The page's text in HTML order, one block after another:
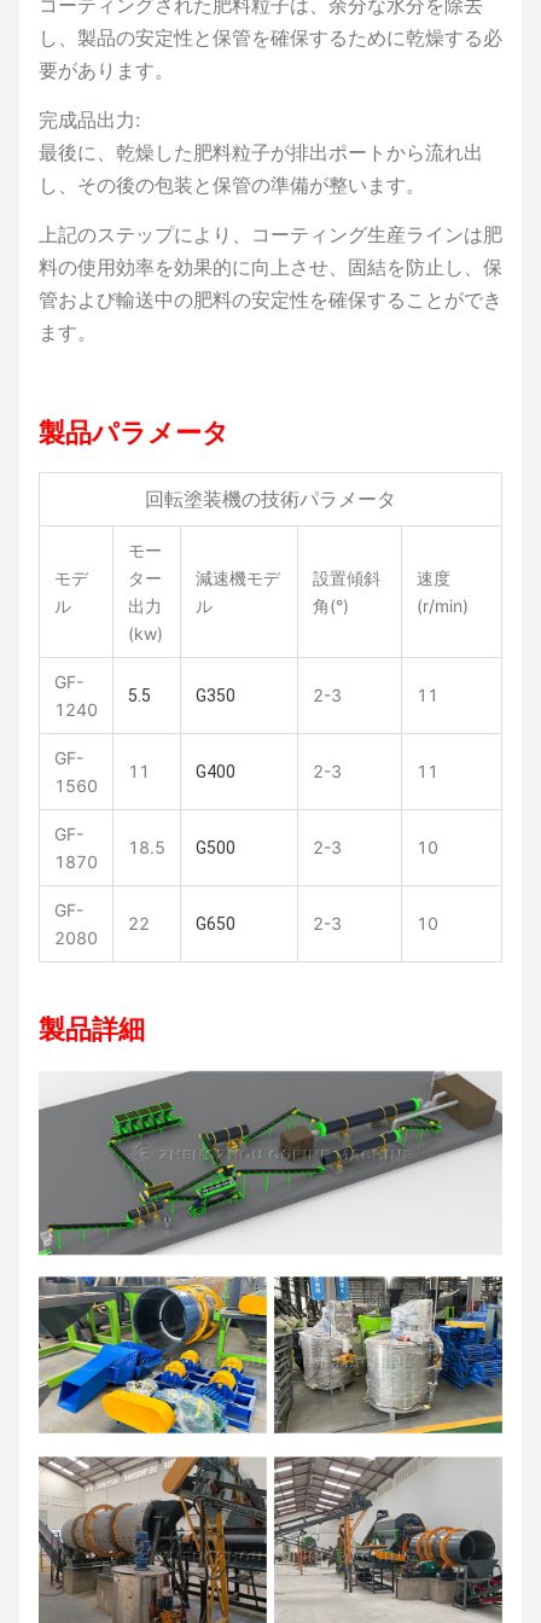
コーティングされた肥料粒子は、余分な水分を除去
し、製品の安定性と保管を確保するために乾燥する必
要があります。
完成品出力:
最後に、乾燥した肥料粒子が排出ポートから流れ出
し、その後の包装と保管の準備が整います。
上記のステップにより、コーティング生産ラインは肥
料の使用効率を効果的に向上させ、固結を防止し、保
管および輸送中の肥料の安定性を確保することができ
ます。
製品パラメータ
回転塗装機の技術パラメータ
モデ
ル
モー
ター
出力
(kw)
減速機モデ
ル
設置傾斜
角(°)
速度
(r/min)
GF-
1240
5.5 G350 2-3 11
GF-
1560
11 G400 2-3 11
GF-
1870
18.5 G500 2-3 10
GF-
2080
22 G650 2-3 10
製品詳細